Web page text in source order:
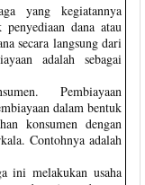
yang kegiatannya
dana atau
secara langsung dari
adalah sebagai
Pembiayaan
dalam bentuk
konsumen dengan
Contohnya adalah
ini melakukan usaha